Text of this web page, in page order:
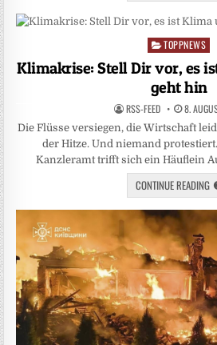
Posted
TOPPNEWS
Klimakrise: Stell Dir vor, es
geht hin
RSS-FEED 8.
Die Flüsse versiegen, die Wirtschaft
der Hitze. Und niemand
Kanzleramt trifft sich ein Häuflein
CONTINUE READING